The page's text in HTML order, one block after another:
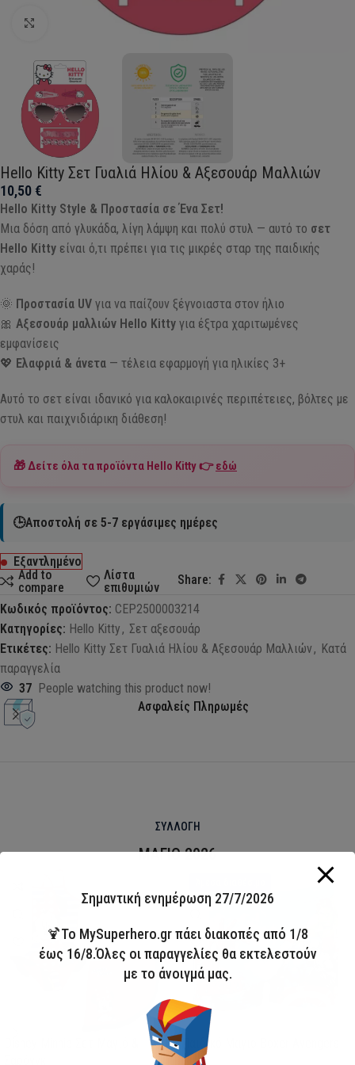
Click to enlarge
Hello Kitty Σετ Γυαλιά Ηλίου & Αξεσουάρ Μαλλιών
10,50€
Hello Kitty Style & Προστασία σε Ένα Σετ!
Μια δόση από γλυκάδα, λίγη λάμψη και πολύ στυλ — αυτό το σετ
Hello Kitty είναι ό,τι πρέπει για τις μικρές σταρ της παιδικής
χαράς!
🌞 Προστασία UV για να παίζουν ξέγνοιαστα στον ήλιο
🎀 Αξεσουάρ μαλλιών Hello Kitty για έξτρα χαριτωμένες
εμφανίσεις
💖 Ελαφριά & άνετα — τέλεια εφαρμογή για ηλικίες 3+
Αυτό το σετ είναι ιδανικό για καλοκαιρινές περιπέτειες, βόλτες με
στυλ και παιχνιδιάρικη διάθεση!
🎁 Δείτε όλα τα προϊόντα Hello Kitty👉εδώ
🕒Αποστολή σε 5-7 εργάσιμες ημέρες
Εξαντλημένο
Add to
compare
Λίστα
επιθυμιών
Share:
Κωδικός προϊόντος: CEP2500003214
Κατηγορίες: Hello Kitty , Σετ αξεσουάρ
Ετικέτες: Hello Kitty Σετ Γυαλιά Ηλίου & Αξεσουάρ Μαλλιών , Κατά
παραγγελία
37 People watching this product now!
Ασφαλείς Πληρωμές
ΣΥΛΛΟΓΗ
ΜΑΓΙΟ 2026
Παιδικό Μαγιό Boxer Avengers
Σημαντική ενημέρωση 27/7/2026
🍹Το MySuperhero.gr πάει διακοπές από 1/8
έως 16/8.Όλες οι παραγγελίες θα εκτελεστούν
με το άνοιγμά μας.